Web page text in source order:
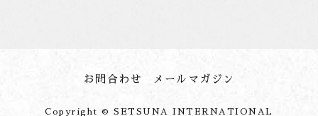
お問合わせ メールマガジン
Copyright © SETSUNA INTERNATIONAL